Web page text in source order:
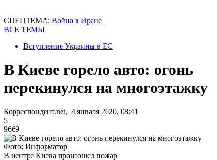
СПЕЦТЕМА: Война в Иране
ВСЕ ТЕМЫ
Вступление Украины в ЕС
В Киеве горело авто: огонь
перекинулся на многоэтажку
Корреспондент.net, 4 января 2020, 08:41
5
9669
Фото: Информатор
В центре Киева произошел пожар